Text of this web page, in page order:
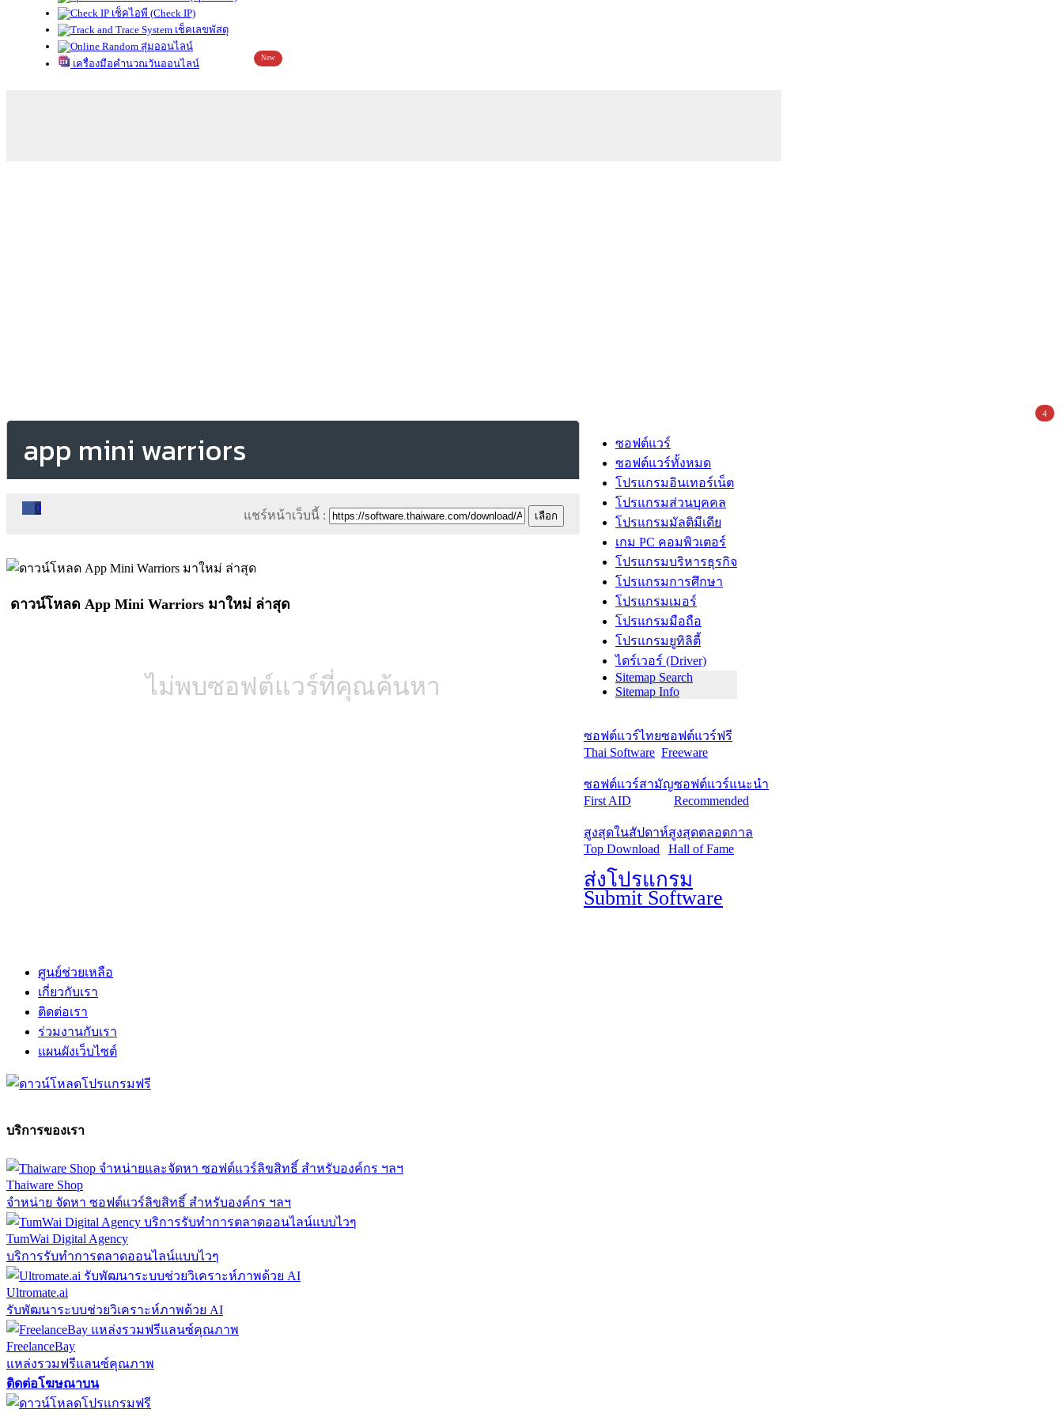
เช็คไอพี (Check IP)
เช็คเลขพัสดุ
สุ่มออนไลน์
เครื่องมือคำนวณวันออนไลน์
New
app mini warriors
0
แชร์หน้าเว็บนี้ :
ดาวน์โหลด App Mini Warriors มาใหม่ ล่าสุด
ไม่พบซอฟต์แวร์ที่คุณค้นหา
ซอฟต์แวร์
ซอฟต์แวร์ทั้งหมด
โปรแกรมอินเทอร์เน็ต
โปรแกรมส่วนบุคคล
โปรแกรมมัลติมีเดีย
เกม PC คอมพิวเตอร์
โปรแกรมบริหารธุรกิจ
โปรแกรมการศึกษา
โปรแกรมเมอร์
โปรแกรมมือถือ
โปรแกรมยูทิลิตี้
ไดร์เวอร์ (Driver)
Sitemap Search
Sitemap Info
ซอฟต์แวร์ไทย
Thai Software
ซอฟต์แวร์ฟรี
Freeware
ซอฟต์แวร์สามัญ
First AID
ซอฟต์แวร์แนะนำ
Recommended
สูงสุดในสัปดาห์
Top Download
สูงสุดตลอดกาล
Hall of Fame
ส่งโปรแกรม
Submit Software
ศูนย์ช่วยเหลือ
เกี่ยวกับเรา
ติดต่อเรา
ร่วมงานกับเรา
4
แผนผังเว็บไซต์
บริการของเรา
Thaiware Shop
จำหน่าย จัดหา ซอฟต์แวร์ลิขสิทธิ์ สำหรับองค์กร ฯลฯ
TumWai Digital Agency
บริการรับทำการตลาดออนไลน์แบบไวๆ
Ultromate.ai
รับพัฒนาระบบช่วยวิเคราะห์ภาพด้วย AI
FreelanceBay
แหล่งรวมฟรีแลนซ์คุณภาพ
ติดต่อโฆษณาบน